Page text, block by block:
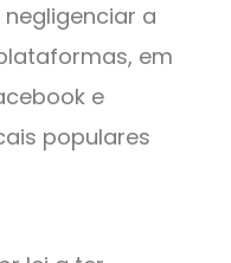
a
em
e
populares